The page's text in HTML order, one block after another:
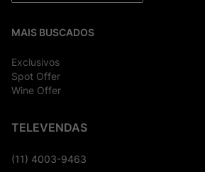
MAIS BUSCADOS
Exclusivos
Spot Offer
Wine Offer
TELEVENDAS
(11) 4003-9463